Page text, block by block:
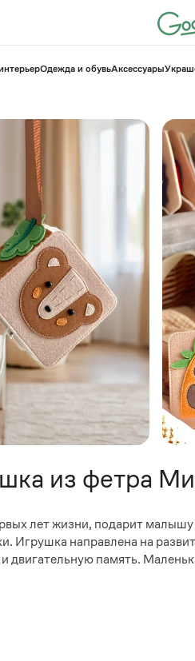
Одежда и обувьАксессуары
из фетра
лет жизни, подарит
Игрушка направлена на
память.